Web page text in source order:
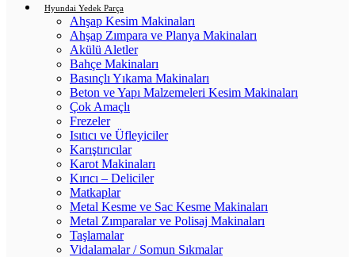
Hyundai Yedek Parça
Ahşap Kesim Makinaları
Ahşap Zımpara ve Planya Makinaları
Akülü Aletler
Bahçe Makinaları
Basınçlı Yıkama Makinaları
Beton ve Yapı Malzemeleri Kesim Makinaları
Çok Amaçlı
Frezeler
Isıtıcı ve Üfleyiciler
Karıştırıcılar
Karot Makinaları
Kırıcı – Deliciler
Matkaplar
Metal Kesme ve Sac Kesme Makinaları
Metal Zımparalar ve Polisaj Makinaları
Taşlamalar
Vidalamalar / Somun Sıkmalar